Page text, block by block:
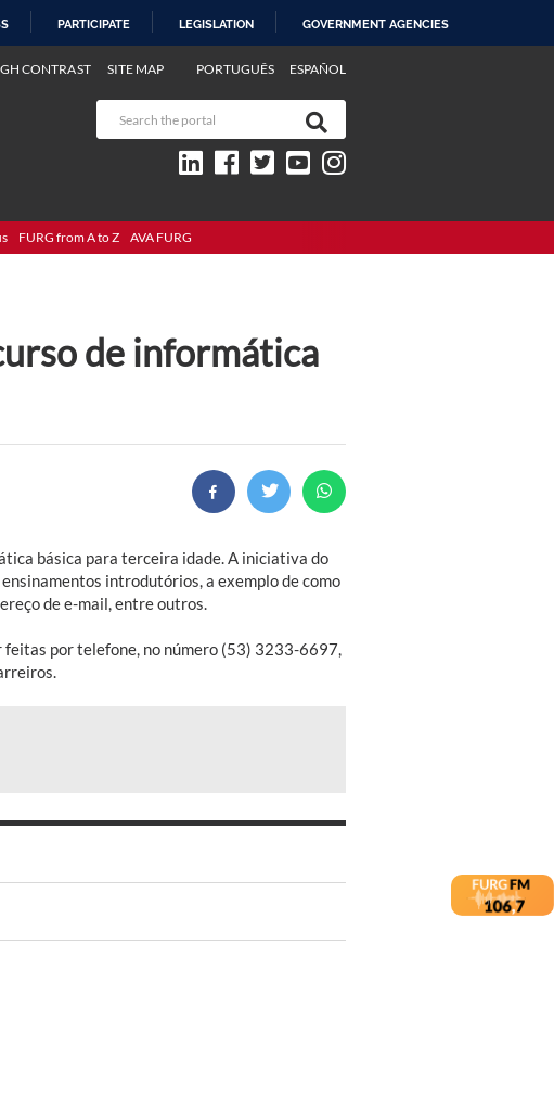
PARTICIPATE LEGISLATION GOVERNMENT AGENCIES
PORTUGUÊS ESPAÑOL
CONTRAST SITE MAP
FURG from A to Z AVA FURG
de informática
básica para terceira idade. A iniciativa do
introdutórios, a exemplo de como
de e-mail, entre outros.
por telefone, no número (53) 3233-6697,